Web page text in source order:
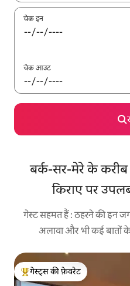
चेक इन
चेक आउट
बर्क-सर-मेरे के करीब
किराए पर
गेस्ट सहमत हैं : ठहरने की इन
अलावा और भी कई बातों
गेस्ट्स का टॉप फ़ेवरेट
गेस्ट्स की फ़ेवरेट